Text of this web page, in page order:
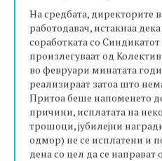
На средбата, директорите
работодавач, истакнаа
соработката со
произлегуваат од
во февруари минатата
реализираат затоа што
Притоа беше напоменето
причини, исплатата на
трошоци, јубилејни
одмор) не се исплатени и
дена со цел да се